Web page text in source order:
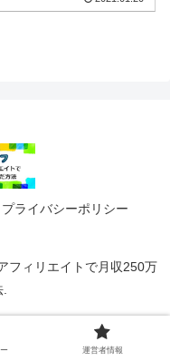
プライバシーポリシー
フィリエイトで月収250万
運営者情報